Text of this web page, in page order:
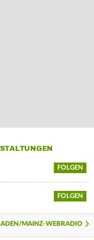
FOLGEN
FOLGEN
MAINZ-WEBRADIO